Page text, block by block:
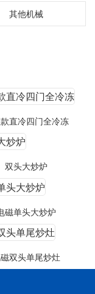
其他机械
直冷四门全冷冻
双头大炒炉
磁单头大炒炉
双头单尾炒灶